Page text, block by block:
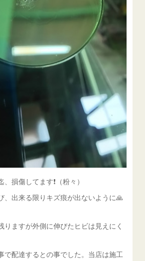
損傷してます❗（粉々）
、出来る限りキズ痕が出ないように🙏
りますが外側に伸びたヒビは見えにく
で配達するとの事でした。当店は施工